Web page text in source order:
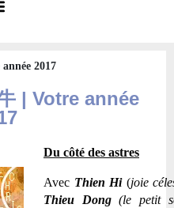
2017
| Votre année
Du côté des astres
Avec Thien Hi(joie
Thieu Dong (le petit